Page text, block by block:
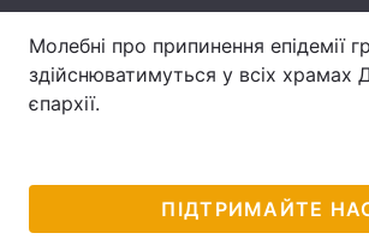
Молебні про припинення епідемії
здійснюватимуться у всіх храмах
єпархії.
ПІДТРИМАЙТЕ